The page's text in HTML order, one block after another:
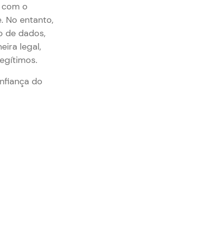
o
No entanto,
de dados,
legal,
do